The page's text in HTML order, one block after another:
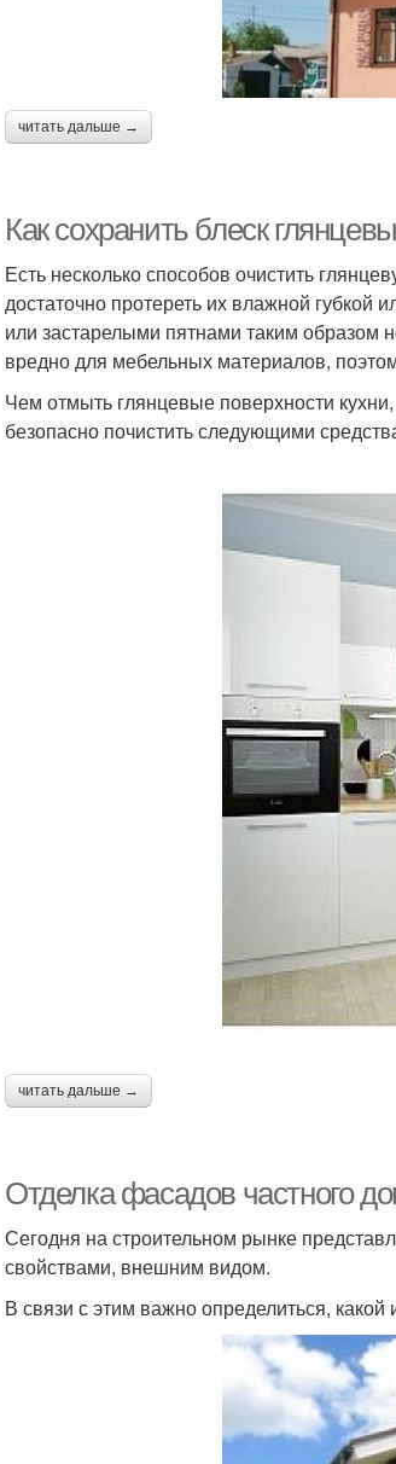
читать дальше →
Как сохранить блеск
Есть несколько способов очистить
достаточно протереть их влажной губкой
или застарелыми пятнами таким образом
вредно для мебельных материалов,
Чем отмыть глянцевые поверхности
безопасно почистить следующими
читать дальше →
Отделка фасадов частного
Сегодня на строительном рынке
свойствами, внешним видом.
В связи с этим важно определиться,